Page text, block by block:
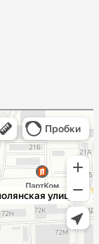
— Яндекс Карты